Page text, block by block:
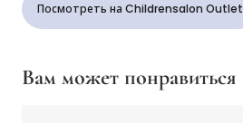
Посмотреть на Childrensalon Outlet
Вам может понравиться